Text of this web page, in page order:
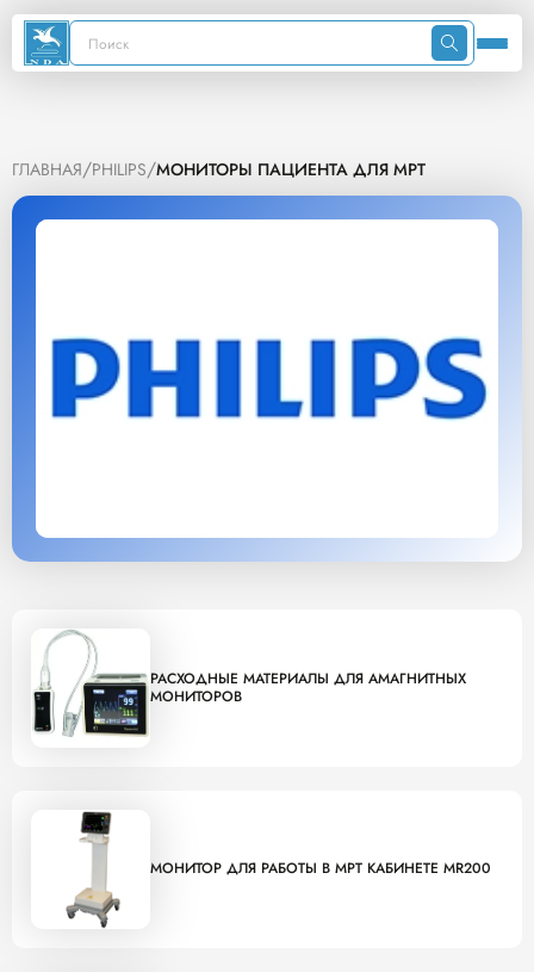
ГЛАВНАЯ/PHILIPS/МОНИТОРЫ ПАЦИЕНТА ДЛЯ МРТ
РАСХОДНЫЕ МАТЕРИАЛЫ ДЛЯ АМАГНИТНЫХ
МОНИТОРОВ
МОНИТОР ДЛЯ РАБОТЫ В МРТ КАБИНЕТЕ MR200